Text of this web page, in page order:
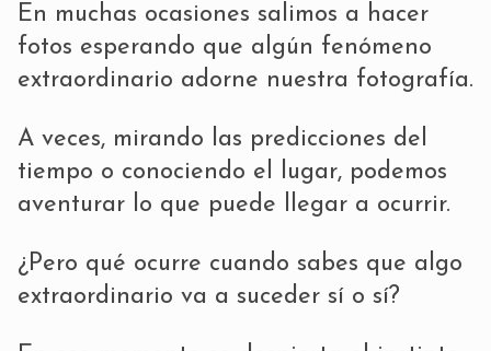
En muchas ocasiones salimos a hacer
fotos esperando que algún fenómeno
extraordinario adorne nuestra fotografía.
A veces, mirando las predicciones del
tiempo o conociendo el lugar, podemos
aventurar lo que puede llegar a ocurrir.
¿Pero qué ocurre cuando sabes que algo
extraordinario va a suceder sí o sí?